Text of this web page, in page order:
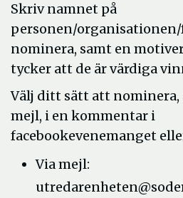
Skriv namnet på
personen/
nominera, samt en
tycker att de är värdiga
Välj ditt sätt att
mejl, i en kommentar i
facebookevenemanget
Via mejl: